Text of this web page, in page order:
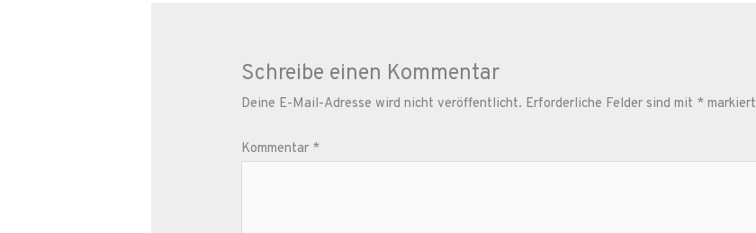
Schreibe einen Kommentar
Deine E-Mail-Adresse wird nicht veröffentlicht. Erforderliche Felder sind mit * markiert
Kommentar *